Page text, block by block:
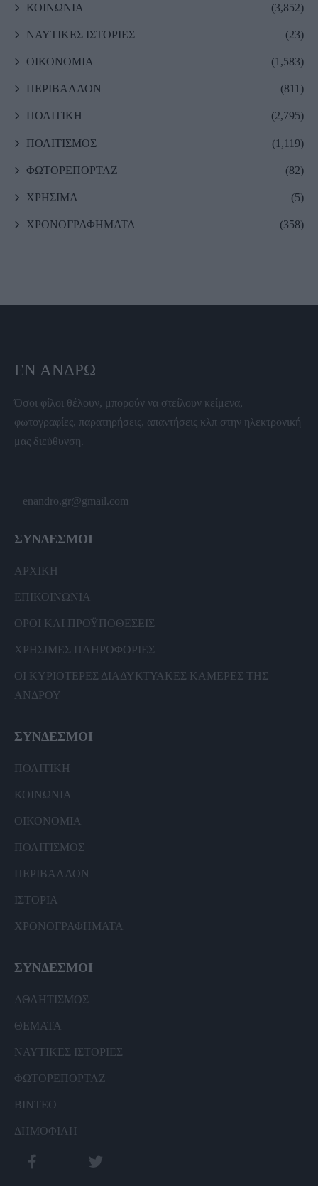
ΚΟΙΝΩΝΙΑ (3,852)
ΝΑΥΤΙΚΕΣ ΙΣΤΟΡΙΕΣ (23)
ΟΙΚΟΝΟΜΙΑ (1,583)
ΠΕΡΙΒΑΛΛΟΝ (811)
ΠΟΛΙΤΙΚΗ (2,795)
ΠΟΛΙΤΙΣΜΟΣ (1,119)
ΦΩΤΟΡΕΠΟΡΤΑΖ (82)
ΧΡΗΣΙΜΑ (5)
ΧΡΟΝΟΓΡΑΦΗΜΑΤΑ (358)
ΕΝ ΆΝΔΡΩ
Όσοι φίλοι θέλουν, μπορούν να στείλουν κείμενα,
φωτογραφίες, παρατηρήσεις, απαντήσεις κλπ στην ηλεκτρονική
μας διεύθυνση.
enandro.gr@gmail.com
ΣΥΝΔΕΣΜΟΙ
ΑΡΧΙΚΗ
ΕΠΙΚΟΙΝΩΝΙΑ
ΟΡΟΙ ΚΑΙ ΠΡΟΫΠΟΘΕΣΕΙΣ
ΧΡΗΣΙΜΕΣ ΠΛΗΡΟΦΟΡΙΕΣ
ΟΙ ΚΥΡΙΟΤΕΡΕΣ ΔΙΑΔΥΚΤΥΑΚΕΣ ΚΑΜΕΡΕΣ ΤΗΣ
ΑΝΔΡΟΥ
ΣΥΝΔΕΣΜΟΙ
ΠΟΛΙΤΙΚΗ
ΚΟΙΝΩΝΙΑ
ΟΙΚΟΝΟΜΙΑ
ΠΟΛΙΤΙΣΜΟΣ
ΠΕΡΙΒΑΛΛΟΝ
ΙΣΤΟΡΙΑ
ΧΡΟΝΟΓΡΑΦΗΜΑΤΑ
ΣΥΝΔΕΣΜΟΙ
ΑΘΛΗΤΙΣΜΟΣ
ΘΕΜΑΤΑ
ΝΑΥΤΙΚΕΣ ΙΣΤΟΡΙΕΣ
ΦΩΤΟΡΕΠΟΡΤΑΖ
ΒΙΝΤΕΟ
ΔΗΜΟΦΙΛΗ